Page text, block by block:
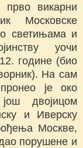
прво викарни
Московске
светињама и
уочи
године (био
На сам
је око
двојицом
и Иверску
Москве,
порушене и